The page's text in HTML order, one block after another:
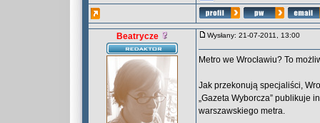
Beatrycze Wysłany: 21-07-2011, 13:00
Metro we Wrocławiu? To
Jak przekonują specjaliści,
„Gazeta Wyborcza” publikuje
warszawskiego metra.